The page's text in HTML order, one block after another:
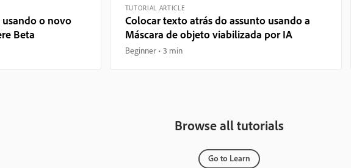
usando o novo
Beta
TUTORIAL ARTICLE
Colocar texto atrás do assunto usando a
Máscara de objeto viabilizada por IA
Beginner 3 min
Browse all tutorials
Go to Learn